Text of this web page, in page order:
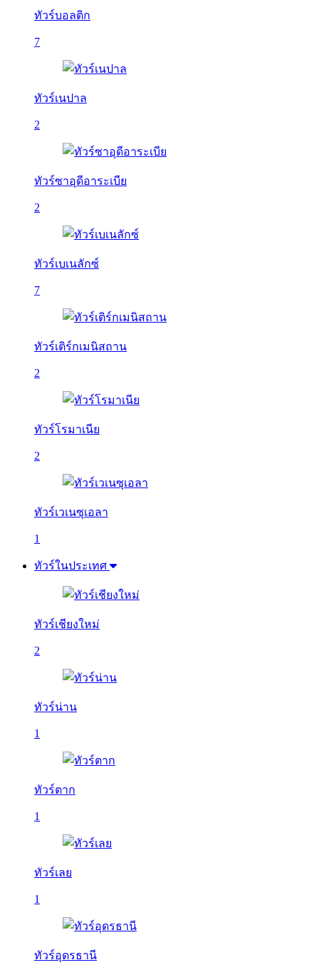
ทัวร์บอลติก
7
ทัวร์เนปาล
2
ทัวร์ซาอุดีอาระเบีย
2
ทัวร์เบเนลักซ์
7
ทัวร์เติร์กเมนิสถาน
2
ทัวร์โรมาเนีย
2
ทัวร์เวเนซุเอลา
1
ทัวร์ในประเทศ
ทัวร์เชียงใหม่
2
ทัวร์น่าน
1
ทัวร์ตาก
1
ทัวร์เลย
1
ทัวร์อุดรธานี